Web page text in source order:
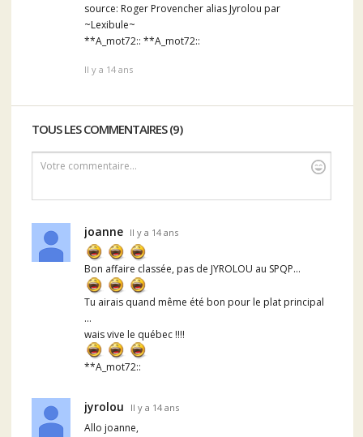
source: Roger Provencher alias Jyrolou par
~Lexibule~
**A_mot72:: **A_mot72::
Il y a 14 ans
TOUS LES COMMENTAIRES (9)
Votre commentaire...
joanne Il y a 14 ans
Bon affaire classée, pas de JYROLOU au SPQP...
Tu airais quand même été bon pour le plat principal
...
wais vive le québec !!!!
**A_mot72::
jyrolou Il y a 14 ans
Allo joanne,